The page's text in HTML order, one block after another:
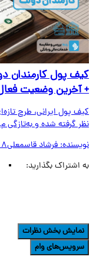
پول کارمندان
وضعیت
پول ایرانی، طرح تازه‌ای
گرفته شده و به‌تازگی م...
فرشاد قاسمعلی8 آگوست 2026
اشتراک بگذارید:
بخش نظرات
وام